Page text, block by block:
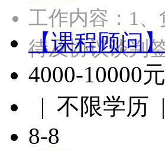
工作内容：1
待及协议谈判
【课程顾问
4000-10000
| 不限学历
8-8